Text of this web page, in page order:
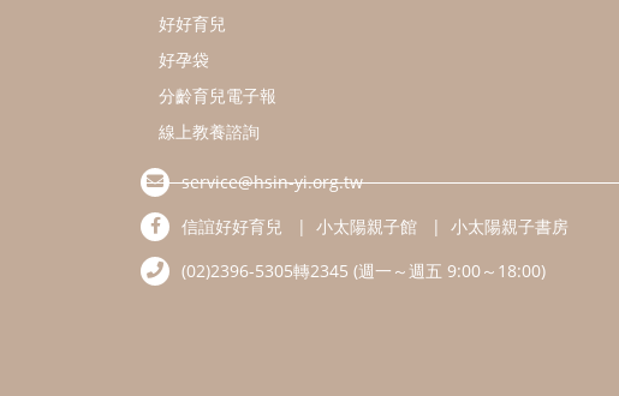
好好育兒
好孕袋
分齡育兒電子報
線上教養諮詢
service@hsin-yi.org.tw
信誼好好育兒
小太陽親子館
小太陽親子書房
(02)2396-5305轉2345 (週一～週五 9:00～18:00)